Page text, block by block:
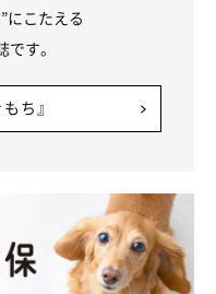
にこたえる
す。
ち』